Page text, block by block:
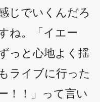
じでいくんだろ
ね。「イエー
っと心地よく揺
ライブに行った
！！」って言い